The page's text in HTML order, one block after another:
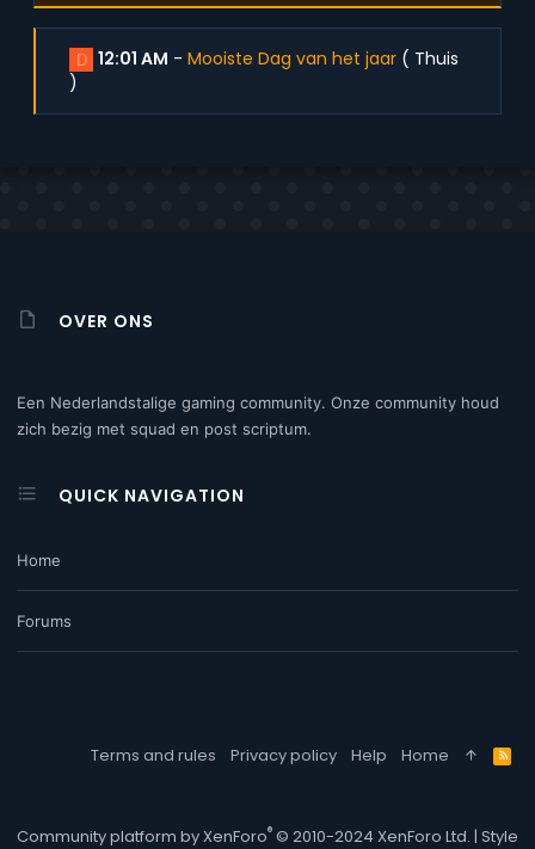
D 12:01 AM - Mooiste Dag van het jaar ( Thuis
)
OVER ONS
Een Nederlandstalige gaming community. Onze community houd
zich bezig met squad en post scriptum.
QUICK NAVIGATION
Home
Forums
Terms and rules Privacy policy Help Home
R
S
Community platform by XenForo® © 2010-2024 XenForo Ltd. | Style